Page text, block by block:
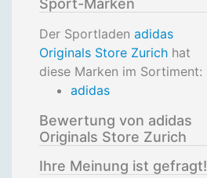
Sport-Marken
Der Sportladen adidas
Originals Store Zurich hat
diese Marken im Sortiment:
adidas
Bewertung von adidas
Originals Store Zurich
Ihre Meinung ist gefragt!